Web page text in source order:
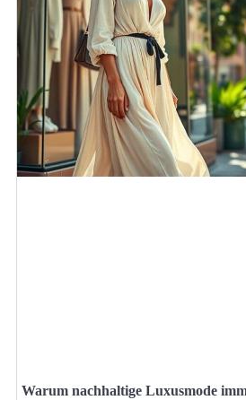
Warum nachhaltige Luxusmode